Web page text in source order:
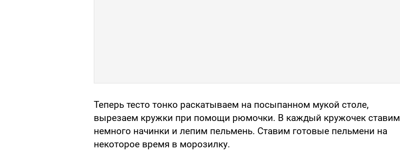
Теперь тесто тонко раскатываем на посыпанном мукой столе,
вырезаем кружки при помощи рюмочки. В каждый кружочек ставим
немного начинки и лепим пельмень. Ставим готовые пельмени на
некоторое время в морозилку.